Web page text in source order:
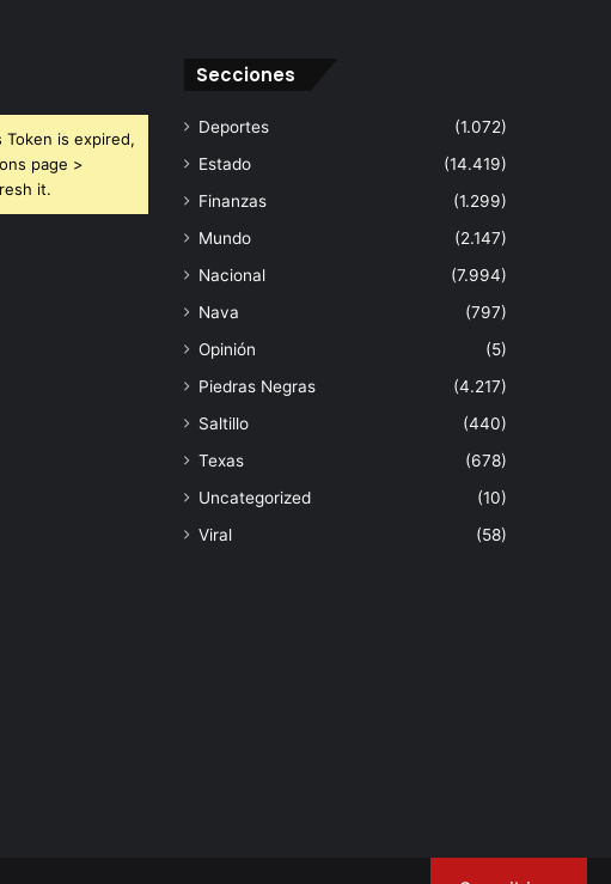
Token is expired,
page >
it.
Secciones
Deportes
(1.072)
Estado
(14.419)
Finanzas
(1.299)
Mundo
(2.147)
Nacional
(7.994)
Nava
(797)
Opinión
(5)
Piedras Negras
(4.217)
Saltillo
(440)
Texas
(678)
Uncategorized
(10)
Viral
(58)